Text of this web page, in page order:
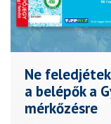
Ne
a belépők a
mérkőzésre